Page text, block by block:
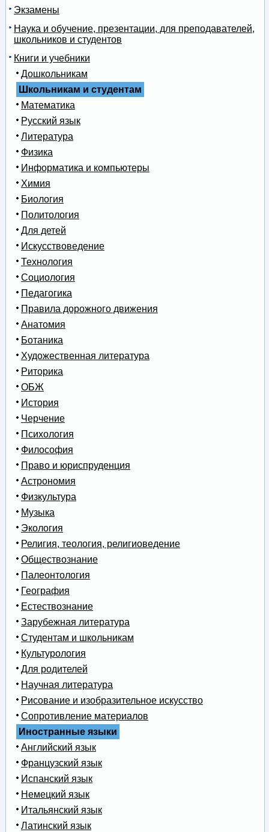
Экзамены
Наука и обучение, презентации, для преподавателей,
школьников и студентов
Книги и учебники
Дошкольникам
Школьникам и студентам
Математика
Русский язык
Литература
Физика
Информатика и компьютеры
Химия
Биология
Политология
Для детей
Искусствоведение
Технология
Социология
Педагогика
Правила дорожного движения
Анатомия
Ботаника
Художественная литература
Риторика
ОБЖ
История
Черчение
Психология
Философия
Право и юриспруденция
Астрономия
Физкультура
Музыка
Экология
Религия, теология, религиоведение
Обществознание
Палеонтология
География
Естествознание
Зарубежная литература
Студентам и школьникам
Культурология
Для родителей
Научная литература
Рисование и изобразительное искусство
Сопротивление материалов
Иностранные языки
Английский язык
Французский язык
Испанский язык
Немецкий язык
Итальянский язык
Латинский язык